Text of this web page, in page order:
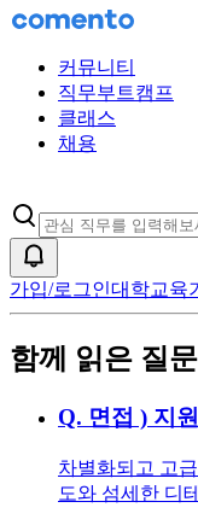
커뮤니티
직무부트캠프
클래스
채용
가입/로그인대학교육
함께 읽은 질문
Q. 면접 ) 지
차별화되고 고
도와 섬세한 디